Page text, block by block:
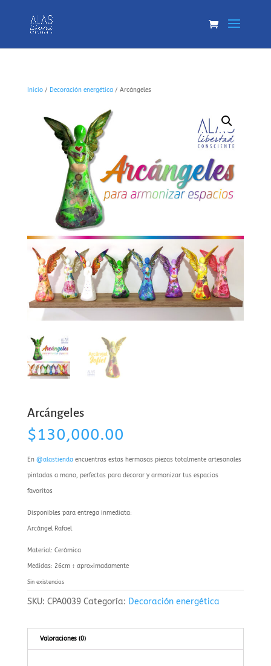
Inicio/ Decoración energética/ Arcángeles
Arcángeles
$130,000.00
En @alastiendaencuentras estas hermosas piezas totalmente artesanales
pintadas a mano, perfectas para decorar y armonizar tus espacios
favoritos
Disponibles para entrega inmediata:
Arcángel Rafael
Material: Cerámica
Medidas: 26cm ↕️ aproximadamente
Sin existencias
SKU: CPA0039 Categoría: Decoración energética
Valoraciones (0)